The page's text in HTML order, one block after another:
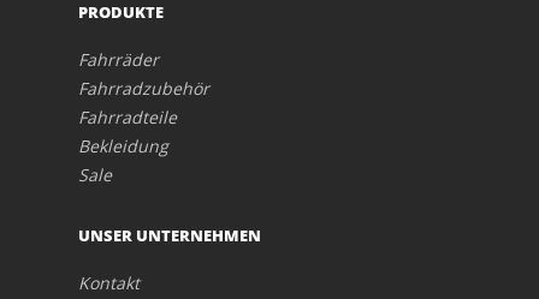
PRODUKTE
Fahrräder
Fahrradzubehör
Fahrradteile
Bekleidung
Sale
UNSER UNTERNEHMEN
Kontakt